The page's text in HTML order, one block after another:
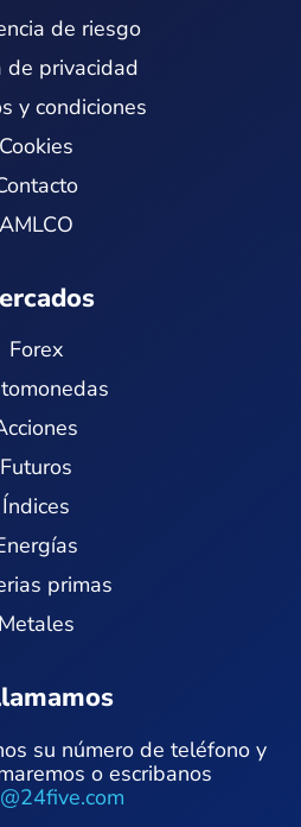
de riesgo
de privacidad
y condiciones
Cookies
AMLCO
Forex
Futuros
Índices
primas
Metales
su número de teléfono y
o escribanos